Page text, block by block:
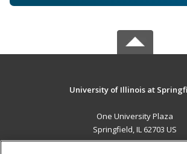
University of Illinois at
One University Plaza
Springfield, IL 62703 US